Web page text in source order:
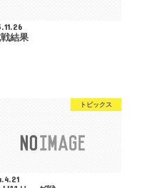
結果
トピックス